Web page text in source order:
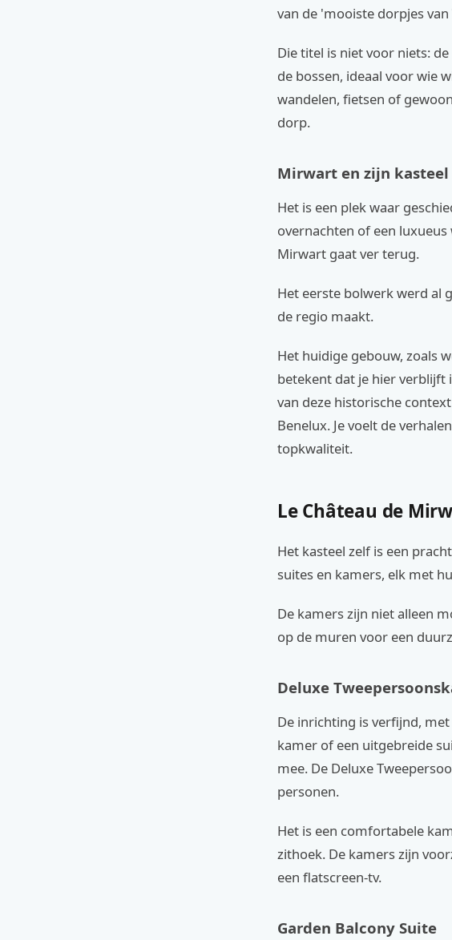
van de 'mooiste dorpjes
Die titel is niet voor niets:
de bossen, ideaal voor wie
wandelen, fietsen of
dorp.
Mirwart en zijn kasteel
Het is een plek waar
overnachten of een luxueus
Mirwart gaat ver terug.
Het eerste bolwerk werd al
de regio maakt.
Het huidige gebouw, zoals
betekent dat je hier verblijft
van deze historische
Benelux. Je voelt de
topkwaliteit.
Le Château de
Het kasteel zelf is een
suites en kamers, elk met
De kamers zijn niet alleen
op de muren voor een
Deluxe
De inrichting is verfijnd,
kamer of een uitgebreide
mee. De Deluxe
personen.
Het is een comfortabele
zithoek. De kamers zijn
een flatscreen-tv.
Garden Balcony Suite